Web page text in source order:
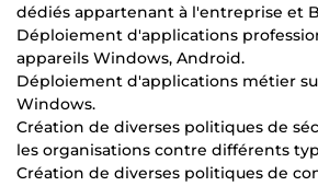
dédiés appartenant à l'entreprise et
Déploiement d'applications
appareils Windows, Android.
Déploiement d'applications métier
Windows.
Création de diverses politiques de
les organisations contre différents
Création de diverses politiques de